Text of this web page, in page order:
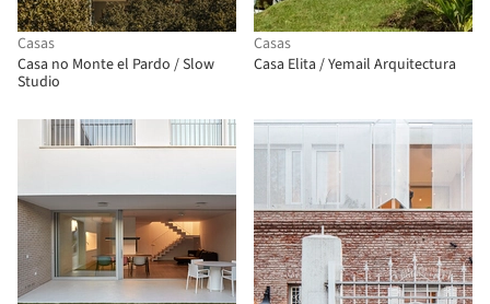
Casas
Casa no Monte el Pardo / Slow
Studio
Casas
Casa Elita / Yemail Arquitectura